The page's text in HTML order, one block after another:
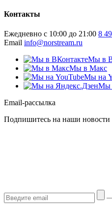
Контакты
Ежедневно с 10:00 до 21:00 8
Email info@norstream.ru
Мы в
Мы в Макс
Мы на
Мы
Email-рассылка
Подпишитесь на наши новости